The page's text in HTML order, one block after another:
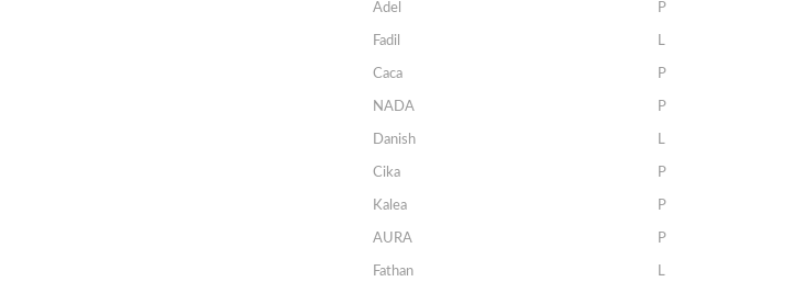
Adel P
Fadil L
Caca P
NADA P
Danish L
Cika P
Kalea P
AURA P
Fathan L